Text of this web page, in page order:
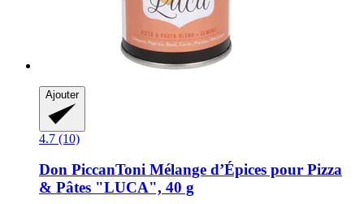
Ajouter
4.7 (10)
Don PiccanToni Mélange d’Épices pour Pizza
& Pâtes "LUCA", 40 g